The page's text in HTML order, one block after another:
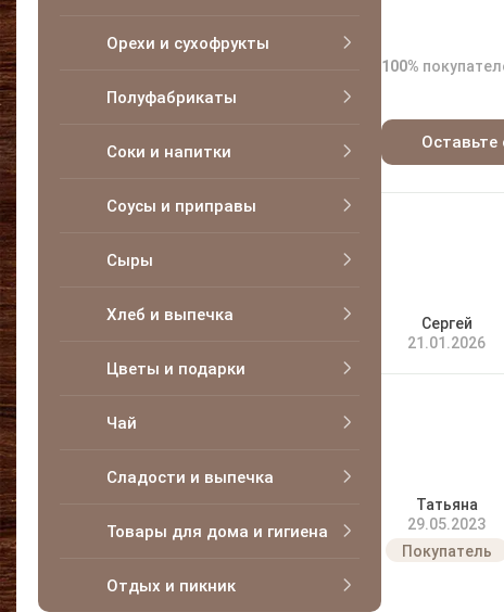
Орехи и сухофрукты
Полуфабрикаты
Соки и напитки
Соусы и приправы
Сыры
Хлеб и выпечка
Цветы и подарки
Чай
Сладости и выпечка
Товары для дома и гигиена
Отдых и пикник
100%
Оставьте
Сергей
21.01.2026
Татьяна
29.05.2023